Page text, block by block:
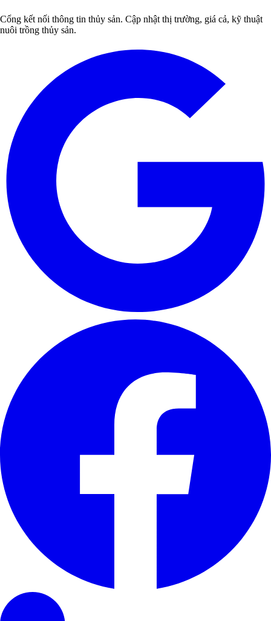
Cổng kết nối thông tin thủy sản. Cập nhật thị trường, giá cả, kỹ thuật
nuôi trồng thủy sản.